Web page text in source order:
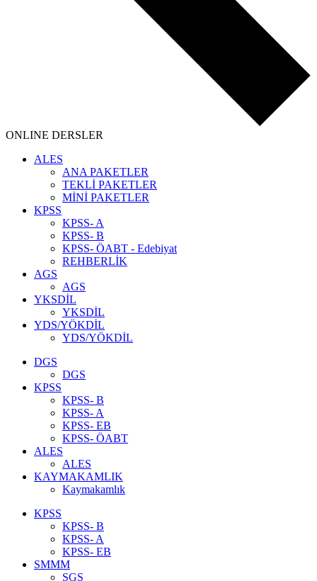
ONLINE DERSLER
ALES
ANA PAKETLER
TEKLİ PAKETLER
MİNİ PAKETLER
KPSS
KPSS- A
KPSS- B
KPSS- ÖABT - Edebiyat
REHBERLİK
AGS
AGS
YKSDİL
YKSDİL
YDS/YÖKDİL
YDS/YÖKDİL
DGS
DGS
KPSS
KPSS- B
KPSS- A
KPSS- EB
KPSS- ÖABT
ALES
ALES
KAYMAKAMLIK
Kaymakamlık
KPSS
KPSS- B
KPSS- A
KPSS- EB
SMMM
SGS